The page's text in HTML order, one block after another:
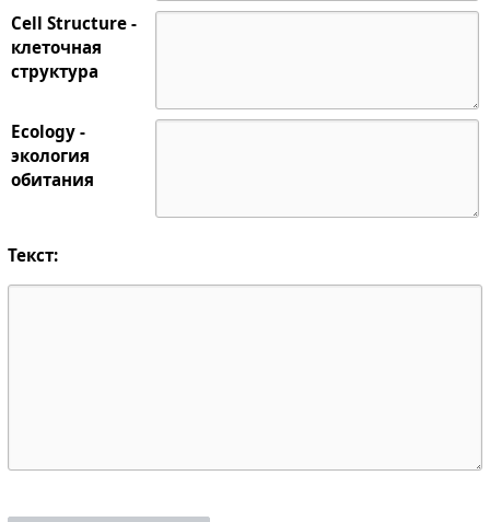
Cell Structure -
клеточная
структура
Ecology -
экология
обитания
Текст: